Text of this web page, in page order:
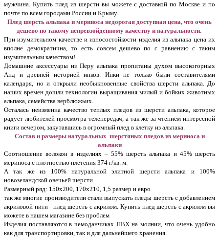
мужчина. Купить плед из шерсти вы можете с доставкой по Москве и по
почте по всем городами России и Крыму.
Плед шерсть альпака и мериноса недорогая доступная цена, что очень
дешево по такому непревзойденному качеству и натуральности.
При изумительном качестве и износостойкости изделия из альпака цена их
вполне демократична, то есть совсем дешево по с равнению с таким
изумительным качеством!
Домашние аксессуары из Перу альпака пропитаны духом высокогорных
Анд и древней историей инков. Инки не только были составителями
календаря, но и открыли необыкновенные свойства шерсти альпака. До
наших времен дошли технологии выращивания милый и бойких животных
альпака, семейства верблюжьих.
Осталась неизменна качество теплых пледов из шерсти альпака, которое
радует любителей просмотра телепередач, а так же за чтением интересной
книги вечером, закутавшись в огромный плед в клетку из альпака.
Состав и размеры натуральных шерстяных пледов из мериноса и
альпаки
Соотношение волокон в изделиях – 55% шерсть альпака и 45% шерсть
мериноса с плотностью плетения 374 г/кв. м.
А так же из 100% натуральной элитной шерсти альпака и 100%
новозеландской овечьей шерсти.
Размерный ряд: 150х200, 170х210, 1,5 размер и евро
так же многие производители стали выпускать пледы шерсть с добавлением
акриловой нити - плед шерсть с акрилом. Купить плед шерсть с акрилом вы
можете в нашем магазине без проблем
Изделия поставляются в чемоданчиках ПВХ на молнии, что очень удобно
как для транспортировки, так и для дальнейшего хранения.